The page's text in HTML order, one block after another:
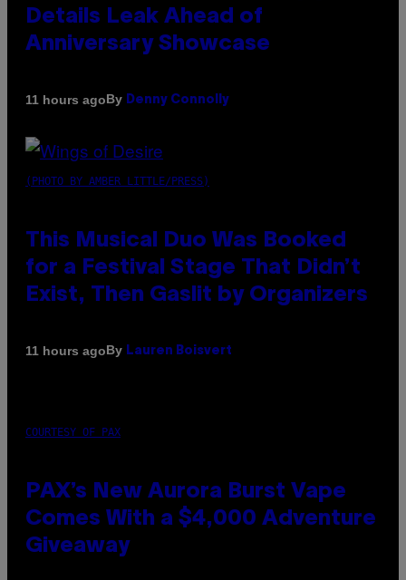
Details Leak Ahead of
Anniversary Showcase
11 hours agoBy Denny Connolly
(PHOTO BY AMBER LITTLE/PRESS)
This Musical Duo Was Booked
for a Festival Stage That Didn’t
Exist, Then Gaslit by Organizers
11 hours agoBy Lauren Boisvert
COURTESY OF PAX
PAX’s New Aurora Burst Vape
Comes With a $4,000 Adventure
Giveaway